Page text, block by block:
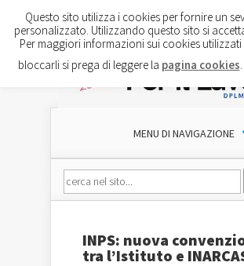
MENU DI NAVIGAZIONE
INPS: nuova
tra l’Istituto e
Questo sito utilizza i cookies per fornire un
personalizzato. Utilizzando questo sito si
Per maggiori informazioni sui cookies utilizzati
bloccarli si prega di leggere la pagina cookies